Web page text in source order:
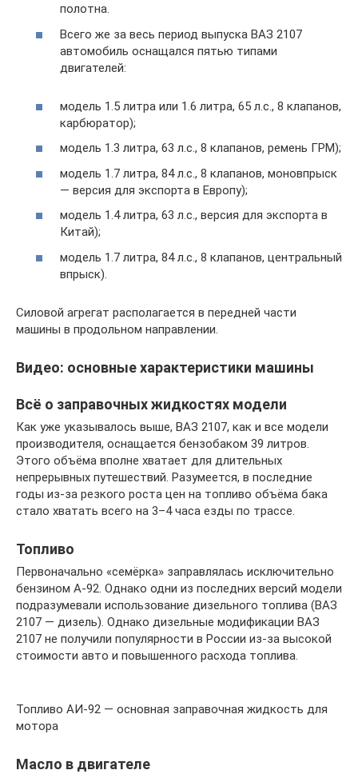
полотна.
Всего же за весь период выпуска ВАЗ 2107
автомобиль оснащался пятью типами
двигателей:
модель 1.5 литра или 1.6 литра, 65 л.с., 8 клапанов,
карбюратор);
модель 1.3 литра, 63 л.с., 8 клапанов, ремень ГРМ);
модель 1.7 литра, 84 л.с., 8 клапанов, моновпрыск
— версия для экспорта в Европу);
модель 1.4 литра, 63 л.с., версия для экспорта в
Китай);
модель 1.7 литра, 84 л.с., 8 клапанов, центральный
впрыск).
Силовой агрегат располагается в передней части
машины в продольном направлении.
Видео: основные характеристики машины
Всё о заправочных жидкостях модели
Как уже указывалось выше, ВАЗ 2107, как и все модели
производителя, оснащается бензобаком 39 литров.
Этого объёма вполне хватает для длительных
непрерывных путешествий. Разумеется, в последние
годы из-за резкого роста цен на топливо объёма бака
стало хватать всего на 3–4 часа езды по трассе.
Топливо
Первоначально «семёрка» заправлялась исключительно
бензином А-92. Однако одни из последних версий модели
подразумевали использование дизельного топлива (ВАЗ
2107 — дизель). Однако дизельные модификации ВАЗ
2107 не получили популярности в России из-за высокой
стоимости авто и повышенного расхода топлива.
Топливо АИ-92 — основная заправочная жидкость для
мотора
Масло в двигателе